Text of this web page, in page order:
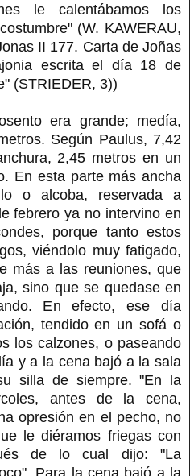
le calentábamos los
(W. KAWERAU,
II 177. Carta de Joñas
escrita el día 18 de
(STRIEDER, 3))
era grande; medía,
Según Paulus, 7,42
2,45 metros en un
En esta parte más ancha
o alcoba, reservada a
febrero ya no intervino en
porque tanto estos
viéndolo muy fatigado,
más a las reuniones, que
sino que se quedase en
En efecto, ese día
tendido en un sofá o
los calzones, o paseando
y a la cena bajó a la sala
silla de siempre. "En la
antes de la cena,
opresión en el pecho, no
le diéramos friegas con
de lo cual dijo: "La
Para la cena bajó a la